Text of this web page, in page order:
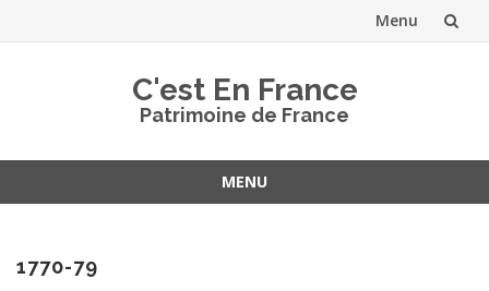
Menu
C'est En France
Patrimoine de France
MENU
contenu
1770-79